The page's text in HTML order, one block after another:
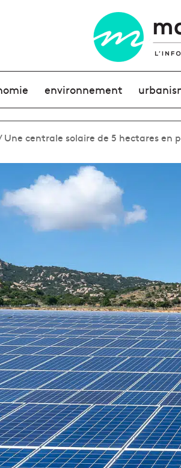
environnement
Une centrale solaire de 5 hectares